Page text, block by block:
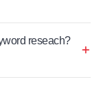
reseach?